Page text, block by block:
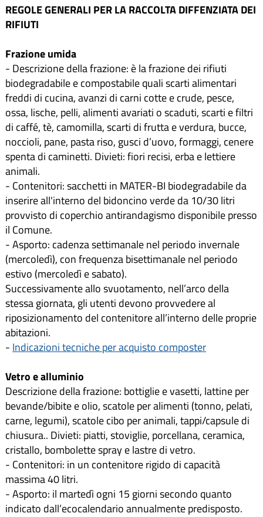
REGOLE GENERALI PER LA RACCOLTA DIFFENZIATA DEI
RIFIUTI
Frazione umida
- Descrizione della frazione: è la frazione dei rifiuti
biodegradabile e compostabile quali scarti alimentari
freddi di cucina, avanzi di carni cotte e crude, pesce,
ossa, lische, pelli, alimenti avariati o scaduti, scarti e filtri
di caffé, tè, camomilla, scarti di frutta e verdura, bucce,
noccioli, pane, pasta riso, gusci d’uovo, formaggi, cenere
spenta di caminetti. Divieti: fiori recisi, erba e lettiere
animali.
- Contenitori: sacchetti in MATER-BI biodegradabile da
inserire all'interno del bidoncino verde da 10/30 litri
provvisto di coperchio antirandagismo disponibile presso
il Comune.
- Asporto: cadenza settimanale nel periodo invernale
(mercoledì), con frequenza bisettimanale nel periodo
estivo (mercoledì e sabato).
Successivamente allo svuotamento, nell’arco della
stessa giornata, gli utenti devono provvedere al
riposizionamento del contenitore all’interno delle proprie
abitazioni.
- Indicazioni tecniche per acquisto composter
Vetro e alluminio
Descrizione della frazione: bottiglie e vasetti, lattine per
bevande/bibite e olio, scatole per alimenti (tonno, pelati,
carne, legumi), scatole cibo per animali, tappi/capsule di
chiusura.. Divieti: piatti, stoviglie, porcellana, ceramica,
cristallo, bombolette spray e lastre di vetro.
- Contenitori: in un contenitore rigido di capacità
massima 40 litri.
- Asporto: il martedì ogni 15 giorni secondo quanto
indicato dall’ecocalendario annualmente predisposto.